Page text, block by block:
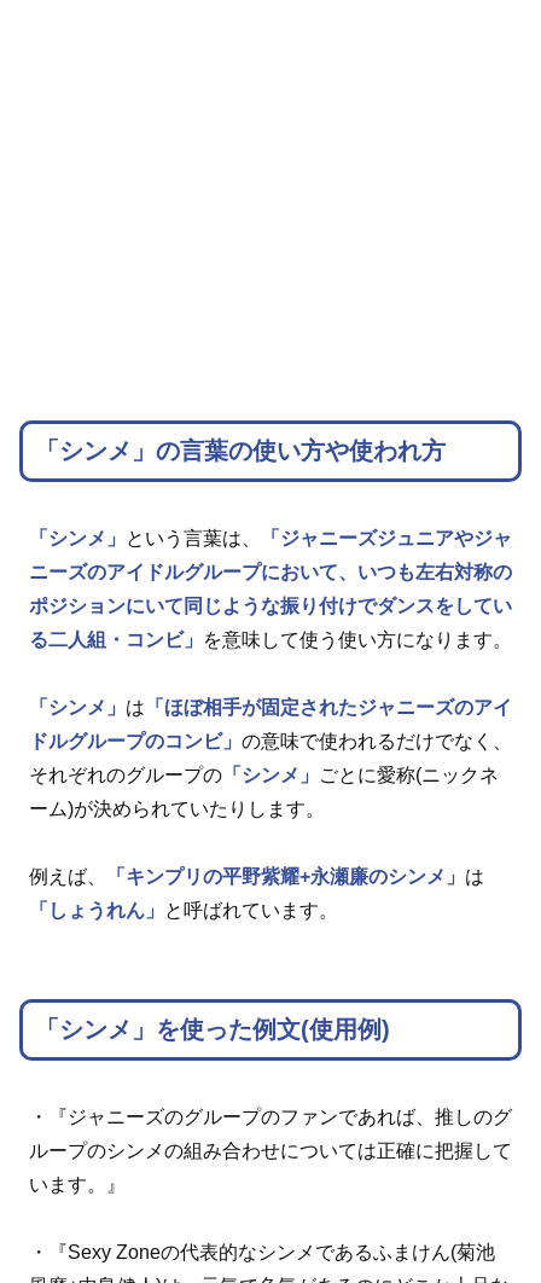
「シンメ」の言葉の使い方や使われ方
「シンメ」 という言葉は、
「ジャニーズジュニアやジャ
ニーズのアイドルグループにおいて、いつも左右対称の
ポジションにいて同じような振り付けでダンスをしてい
る二人組・コンビ」
を意味して使う使い方になります。
「シンメ」 は 「ほぼ相手が固定されたジャニーズのアイ
ドルグループのコンビ」 の意味で使われるだけでなく、
それぞれのグループの 「シンメ」
ごとに愛称(ニックネ
ーム)が決められていたりします。
例えば、 「キンプリの平野紫耀+永瀬廉のシンメ」 は
「しょうれん」
と呼ばれています。
「シンメ」を使った例文(使用例)
・『ジャニーズのグループのファンであれば、推しのグ
ループのシンメの組み合わせについては正確に把握して
います。』
・『Sexy Zoneの代表的なシンメであるふまけん(菊池